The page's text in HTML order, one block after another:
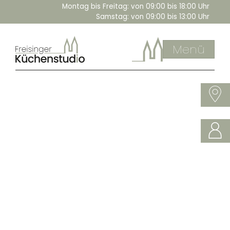
Montag bis Freitag: von 09:00 bis 18:00 Uhr
Samstag: von 09:00 bis 13:00 Uhr
Menü